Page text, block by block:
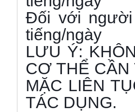
Đối với
tiếng/ngày
LƯU Ý:
CƠ THỂ CẦN
MẶC LIÊN
TÁC DỤNG.